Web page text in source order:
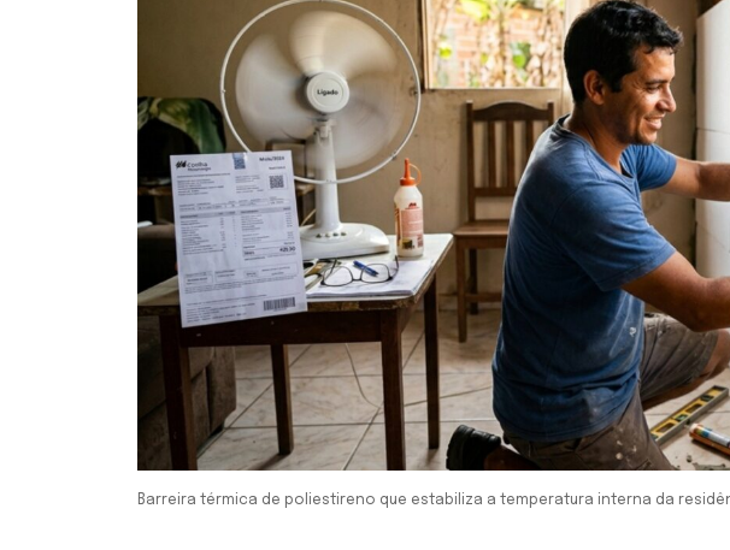
Barreira térmica de poliestireno que estabiliza a temperatura interna da